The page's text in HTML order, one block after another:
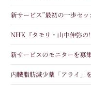
新サービス”最初の一歩セ
NHK『タモリ・山中伸弥の
新サービスのモニターを募
内臓脂肪減少薬「アライ」